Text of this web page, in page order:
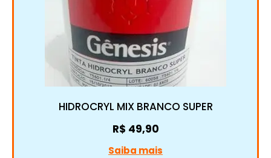
HIDROCRYL MIX BRANCO SUPER
R$ 49,90
Saiba mais